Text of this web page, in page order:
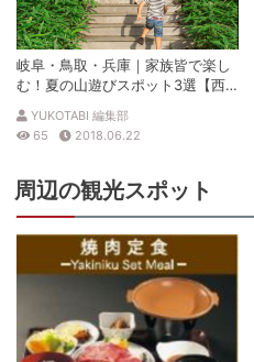
岐阜・鳥取・兵庫｜家族皆で楽し
む！夏の山遊びスポット3選【西
日本版2018年 8・9月号】
YUKOTABI 編集部
65
2018.06.22
周辺の観光スポット